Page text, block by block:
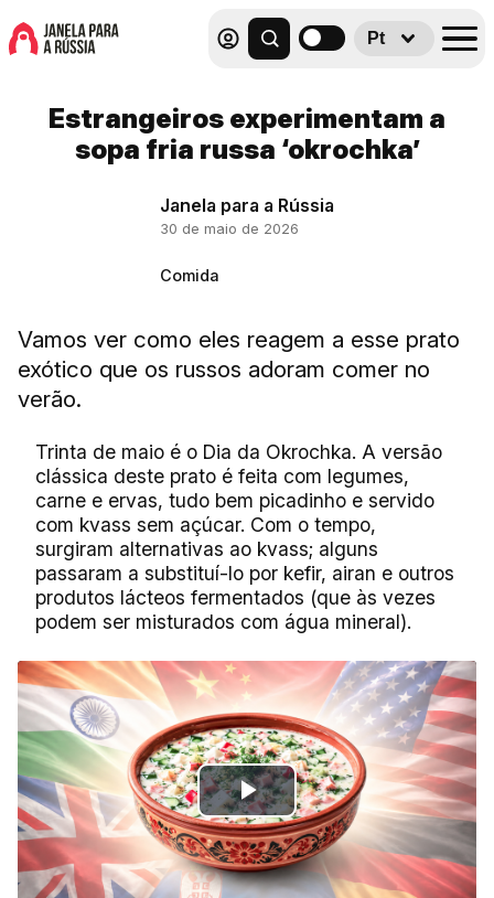
Pt
Estrangeiros experimentam a
sopa fria russa ‘okrochka’
Janela para a Rússia
30 de maio de 2026
Comida
Vamos ver como eles reagem a esse prato
exótico que os russos adoram comer no
verão.
Trinta de maio é o Dia da Okrochka. A versão
clássica deste prato é feita com legumes,
carne e ervas, tudo bem picadinho e servido
com kvass sem açúcar. Com o tempo,
surgiram alternativas ao kvass; alguns
passaram a substituí-lo por kefir, airan e outros
produtos lácteos fermentados (que às vezes
podem ser misturados com água mineral).
Play
Video